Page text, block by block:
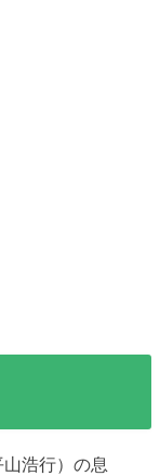
浩行）の息